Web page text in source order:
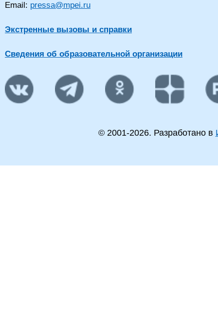
Email: pressa@mpei.ru
Экстренные вызовы и справки
Сведения об образовательной организации
© 2001-2026. Разработано в